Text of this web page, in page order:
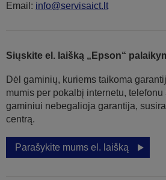
Email: info@servisaict.lt
Siųskite el. laišką „Epson“
Dėl gaminių, kuriems taikoma
mumis per pokalbį internetu,
gaminiui nebegalioja garantija,
centrą.
Parašykite mums el. laišką